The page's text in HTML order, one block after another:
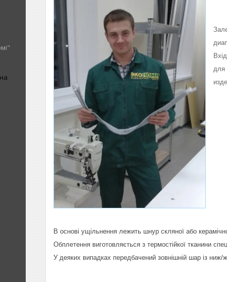
для
В основі ущільнення лежить шнур скляної або
Обплетення виготовляється з термостійкої тканини
У деяких випадках передбачений зовнішній шар із ниж/ж